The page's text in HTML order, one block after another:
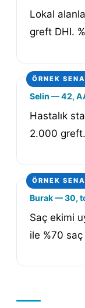
Lokal
greft DHI.
Selin — 42,
Hastalık
2.000
Burak — 30,
Saç ekimi
ile %70